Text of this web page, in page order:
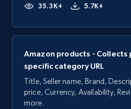
35.3K+ 5.7K+
Amazon products - Collects
specific category URL
Title, Seller name, Brand,
price, Currency, Availability,
more.